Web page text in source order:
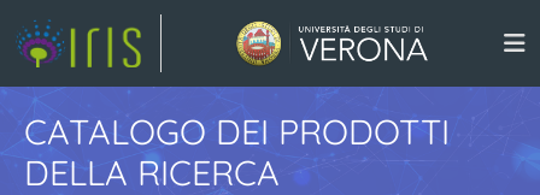
CATALOGO DEI PRODOTTI
DELLA RICERCA